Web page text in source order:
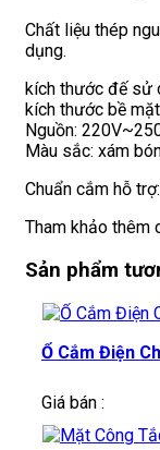
Chất liệu thép
dụng.
kích thước đế sử
kích thước bề
Nguồn:
Màu sắc: xám
Chuẩn cắm hỗ
Tham khảo thêm
Sản phẩm
Ổ Cắm Điện
Giá bán :